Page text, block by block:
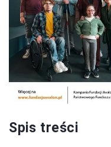
Spis treści